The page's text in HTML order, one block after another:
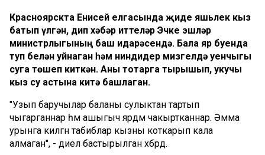
Красноярскта Енисей елгасында җиде яшьлек кыз
батып үлгән, дип хәбәр иттеләр Эчке эшләр
министрлыгының баш идарәсендә. Бала яр буенда
туп белән уйнаган һәм ниндидер мизгелдә уенчыгы
суга төшеп киткән. Аны тотарга тырышып, укучы
кыз су астына китә башлаган.
"Узып баручылар баланы сулыктан тартып
чыгарганнар һәм ашыгыч ярдәм чакыртканнар. Әмма
урынга килгән табиблар кызны коткарып кала
алмаган", - диелә бастырылган хәбәрдә.